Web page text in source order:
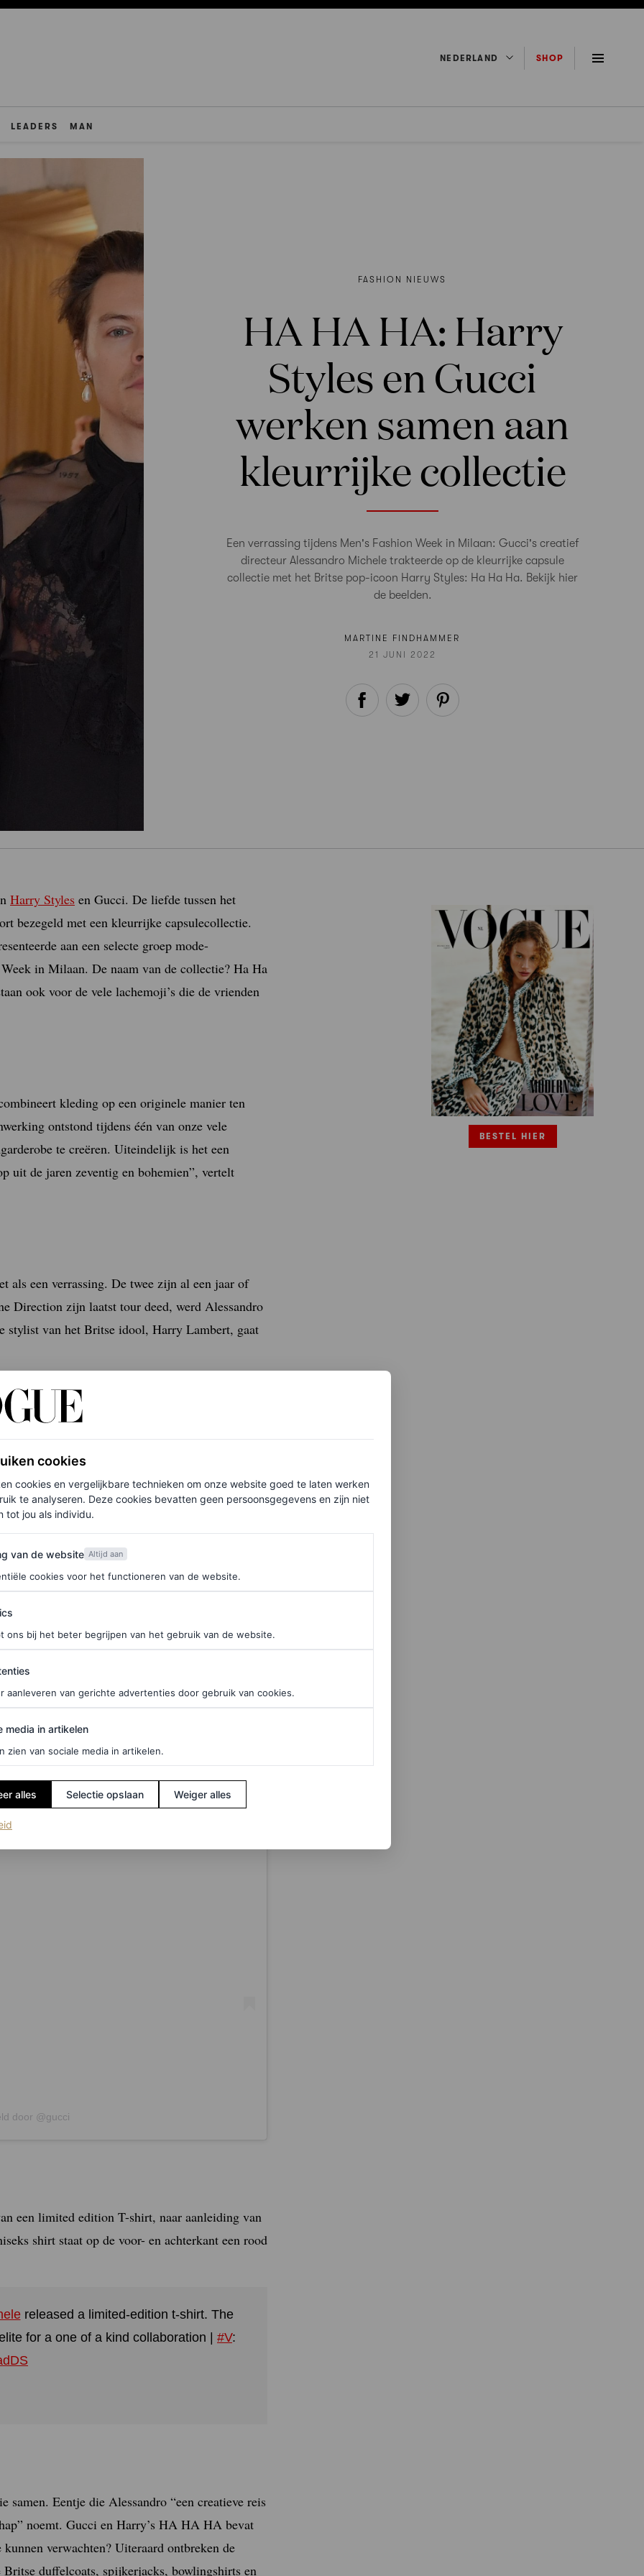
NEDERLAND SHOP
LEADERS MAN
FASHION NIEUWS
HA HA HA: Harry
Styles en Gucci
werken samen aan
kleurrijke collectie
Een verrassing tijdens Men's Fashion Week in Milaan: Gucci's creatief
directeur Alessandro Michele trakteerde op de kleurrijke capsule
collectie met het Britse pop-icoon Harry Styles: Ha Ha Ha. Bekijk hier
de beelden.
MARTINE FINDHAMMER
21 JUNI 2022
Harry Styles en Gucci. De liefde tussen het
bezegeld met een kleurrijke capsulecollectie.
aan een selecte groep mode-
in Milaan. De naam van de collectie? Ha Ha
ook voor de vele lachemoji’s die de vrienden
kleding op een originele manier ten
ontstond tijdens één van onze vele
te creëren. Uiteindelijk is het een
uit de jaren zeventig en bohemien”, vertelt
als een verrassing. De twee zijn al een jaar of
Direction zijn laatst tour deed, werd Alessandro
stylist van het Britse idool, Harry Lambert, gaat
boybandlid, in
voor Gucci. Het is het begin van een
blijken een
van top tot teen tijdens zijn verschillende
door @gucci
een limited edition T-shirt, naar aanleiding van
shirt staat op de voor- en achterkant een rood
released a limited-edition t-shirt. The
for a one of a kind collaboration | #V:
Eentje die Alessandro “een creatieve reis
noemt. Gucci en Harry’s HA HA HA bevat
verwachten? Uiteraard ontbreken de
duffelcoats, spijkerjacks, bowlingshirts en
BESTEL HIER
cookies
cookies en vergelijkbare technieken om onze website goed te laten werken
te analyseren. Deze cookies bevatten geen persoonsgegevens en zijn niet
tot jou als individu.
de website
van de website Altijd aan
cookies voor het functioneren van de website.
ons bij het beter begrijpen van het gebruik van de website.
aanleveren van gerichte advertenties door gebruik van cookies.
in artikelen
media in artikelen
zien van sociale media in artikelen.
alles Selectie opslaan Weiger alles